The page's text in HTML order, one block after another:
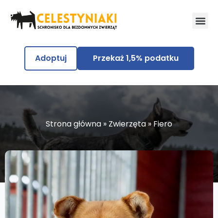
Adoptuj Przekaż 1,5% podatku
Strona główna » Zwierzęta » Fiero